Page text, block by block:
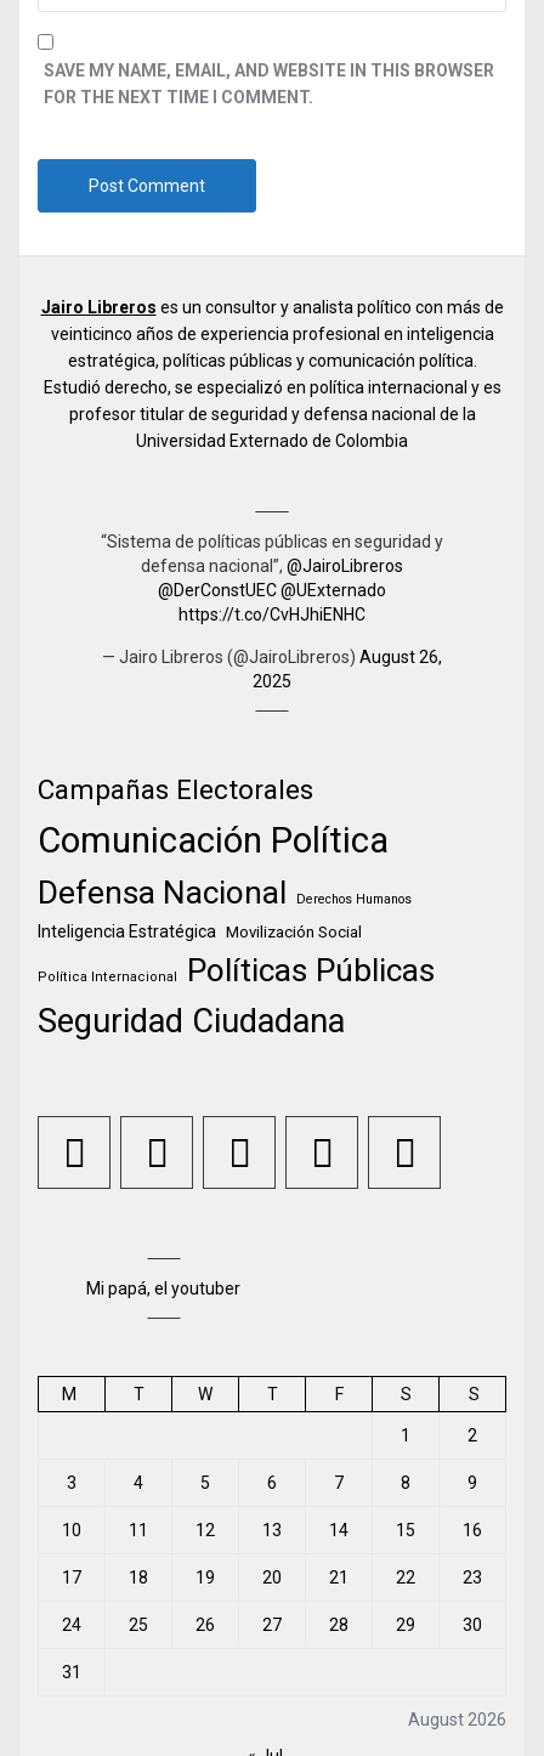
SAVE MY NAME, EMAIL, AND WEBSITE IN THIS BROWSER
FOR THE NEXT TIME I COMMENT.
Jairo Libreros es un consultor y analista político con más de
veinticinco años de experiencia profesional en inteligencia
estratégica, políticas públicas y comunicación política.
Estudió derecho, se especializó en política internacional y es
profesor titular de seguridad y defensa nacional de la
Universidad Externado de Colombia
“Sistema de políticas públicas en seguridad y
defensa nacional”, @JairoLibreros
@DerConstUEC@UExternado
https://t.co/CvHJhiENHC
— Jairo Libreros (@JairoLibreros) August 26,
2025
Campañas Electorales
Comunicación Política
Defensa Nacional Derechos Humanos
Inteligencia Estratégica Movilización Social
Política Internacional Políticas Públicas
Seguridad Ciudadana
Mi papá, el youtuber
August 2026
M T W T F S S
1 2
3 4 5 6 7 8 9
10 11 12 13 14 15 16
17 18 19 20 21 22 23
24 25 26 27 28 29 30
31